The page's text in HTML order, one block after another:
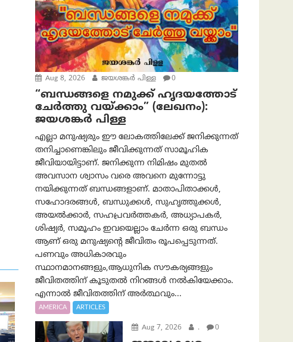
Aug 8, 2026 ജയശങ്കര്‍ പിള്ള 0
“ബന്ധങ്ങളെ നമുക്ക് ഹൃദയത്തോട്
ചേർത്തു വയ്ക്കാം” (ലേഖനം):
ജയശങ്കര്‍ പിള്ള
എല്ലാ മനുഷ്യരും ഈ ലോകത്തിലേക്ക് ജനിക്കുന്നത്
തനിച്ചാണെങ്കിലും ജീവിക്കുന്നത് സാമൂഹിക
ജീവിയായിട്ടാണ്. ജനിക്കുന്ന നിമിഷം മുതൽ
അവസാന ശ്വാസം വരെ അവനെ മുന്നോട്ടു
നയിക്കുന്നത് ബന്ധങ്ങളാണ്. മാതാപിതാക്കൾ,
സഹോദരങ്ങൾ, ബന്ധുക്കൾ, സുഹൃത്തുക്കൾ,
അയൽക്കാർ, സഹപ്രവർത്തകർ, അധ്യാപകർ,
ശിഷ്യർ, സമൂഹം ഇവയെല്ലാം ചേർന്ന ഒരു ബന്ധം
ആണ് ഒരു മനുഷ്യന്റെ ജീവിതം രൂപപ്പെടുന്നത്.
പണവും അധികാരവും
സ്ഥാനമാനങ്ങളും,ആധുനിക സൗകര്യങ്ങളും
ജീവിതത്തിന് കൂടുതൽ നിറങ്ങൾ നൽകിയേക്കാം.
എന്നാൽ ജീവിതത്തിന് അർത്ഥവും...
AMERICA ARTICLES
Aug 7, 2026 . 0